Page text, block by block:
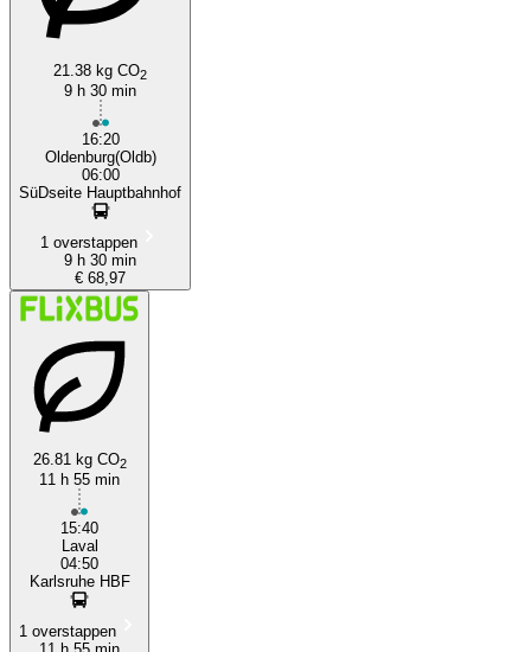
21.38 kg CO2
9 h 30 min
16:20
Oldenburg(Oldb)
06:00
SüDseite Hauptbahnhof
1 overstappen
9 h 30 min
€ 68,97
26.81 kg CO2
11 h 55 min
15:40
Laval
04:50
Karlsruhe HBF
1 overstappen